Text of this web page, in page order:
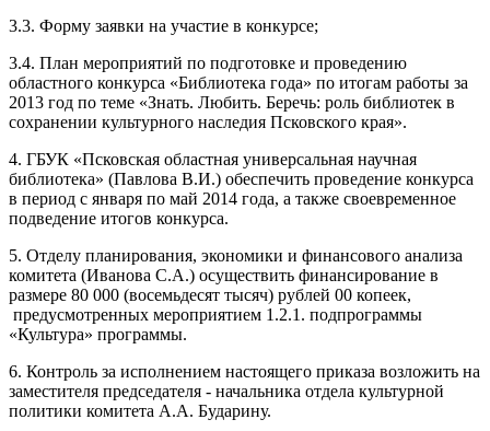
3.3. Форму заявки на участие в конкурсе;
3.4. План мероприятий по подготовке и проведению
областного конкурса «Библиотека года» по итогам работы за
2013 год по теме «Знать. Любить. Беречь: роль библиотек в
сохранении культурного наследия Псковского края».
4. ГБУК «Псковская областная универсальная научная
библиотека» (Павлова В.И.) обеспечить проведение конкурса
в период с января по май 2014 года, а также своевременное
подведение итогов конкурса.
5. Отделу планирования, экономики и финансового анализа
комитета (Иванова С.А.) осуществить финансирование в
размере 80 000 (восемьдесят тысяч) рублей 00 копеек,
предусмотренных мероприятием 1.2.1. подпрограммы
«Культура» программы.
6. Контроль за исполнением настоящего приказа возложить на
заместителя председателя - начальника отдела культурной
политики комитета А.А. Бударину.